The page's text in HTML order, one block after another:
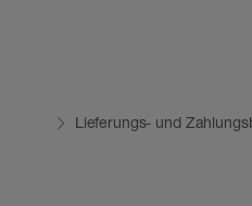
Lieferungs- und